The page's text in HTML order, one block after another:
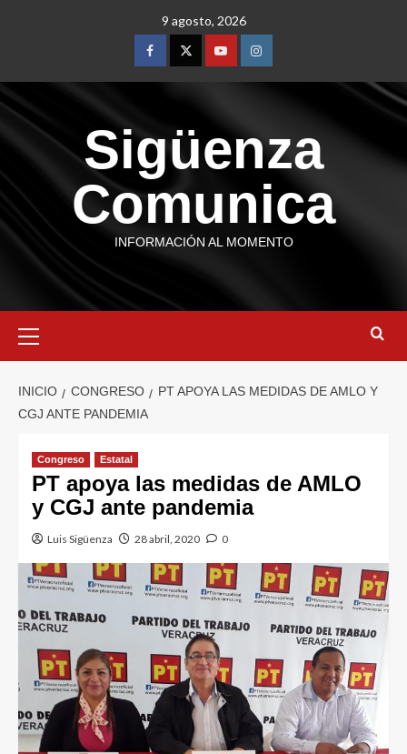
9 agosto, 2026
Sigüenza
Comunica
INFORMACIÓN AL MOMENTO
INICIO CONGRESO
PT APOYA LAS MEDIDAS DE AMLO Y
CGJ ANTE PANDEMIA
Congreso Estatal
PT apoya las medidas de AMLO
y CGJ ante pandemia
Luis Sigüenza 28 abril, 2020 0